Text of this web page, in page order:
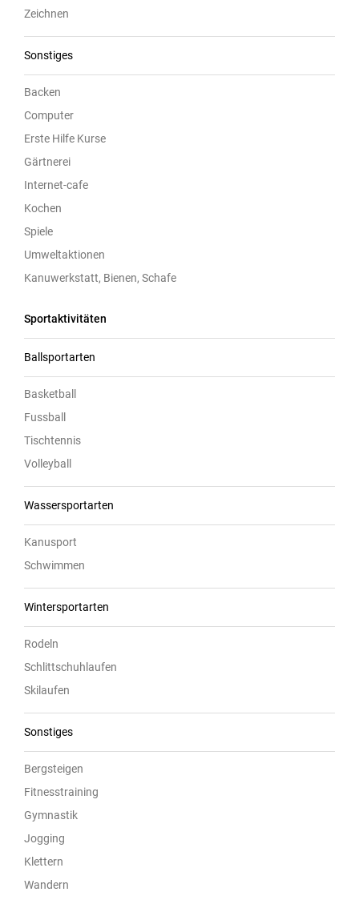
Zeichnen
Sonstiges
Backen
Computer
Erste Hilfe Kurse
Gärtnerei
Internet-cafe
Kochen
Spiele
Umweltaktionen
Kanuwerkstatt, Bienen, Schafe
Sportaktivitäten
Ballsportarten
Basketball
Fussball
Tischtennis
Volleyball
Wassersportarten
Kanusport
Schwimmen
Wintersportarten
Rodeln
Schlittschuhlaufen
Skilaufen
Sonstiges
Bergsteigen
Fitnesstraining
Gymnastik
Jogging
Klettern
Wandern